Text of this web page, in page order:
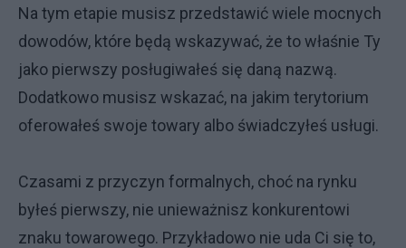
Na tym etapie musisz przedstawić wiele mocnych
dowodów, które będą wskazywać, że to właśnie Ty
jako pierwszy posługiwałeś się daną nazwą.
Dodatkowo musisz wskazać, na jakim terytorium
oferowałeś swoje towary albo świadczyłeś usługi.
Czasami z przyczyn formalnych, choć na rynku
byłeś pierwszy, nie unieważnisz konkurentowi
znaku towarowego. Przykładowo nie uda Ci się to,